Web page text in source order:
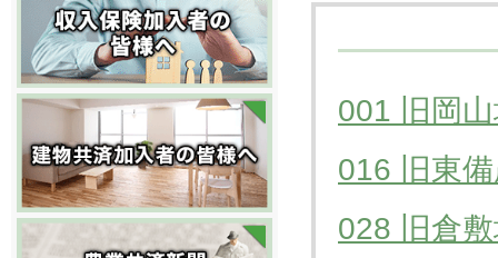
001 旧岡
016 旧東
028 旧倉